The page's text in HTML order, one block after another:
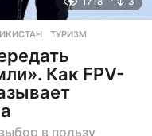
,ТУРИЗМ
Как FPV-
в пользу